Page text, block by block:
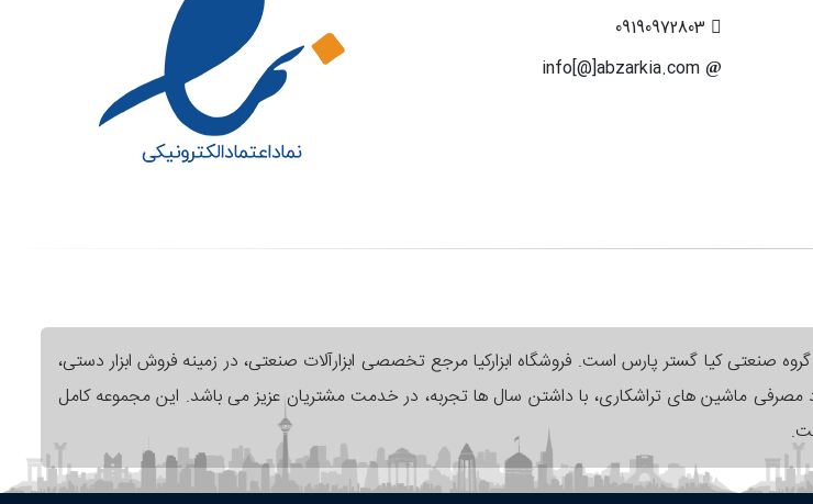
گروه صنعتی کیا گستر پارس است. فروشگاه ابزارکیا مرجع تخصصی ابزارآلات صنعتی، در زمینه فروش ابزار دستی،
مصرفی ماشین های تراشکاری، با داشتن سال ها تجربه، در خدمت مشتریان عزیز می باشد. این مجموعه کامل